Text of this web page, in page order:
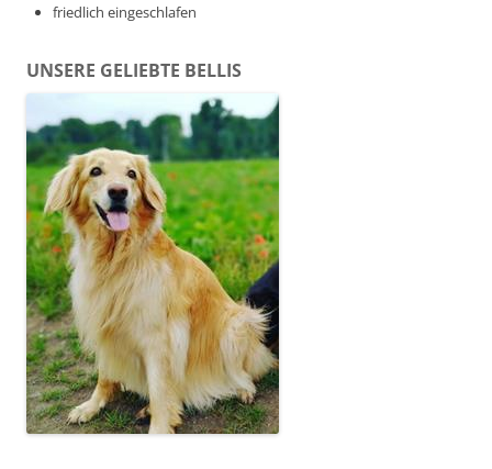
friedlich eingeschlafen
UNSERE GELIEBTE BELLIS